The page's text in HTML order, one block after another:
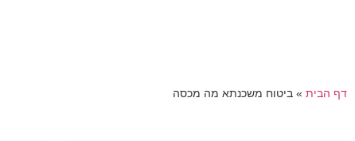
דף הבית » ביטוח משכנתא מה מכסה